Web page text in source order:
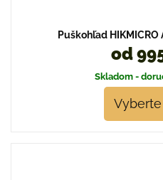
Puškohľad HIKMICRO
od
Skladom -